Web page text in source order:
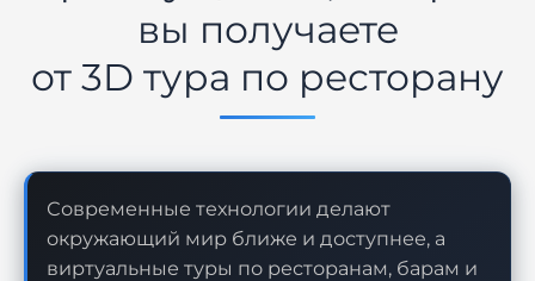
вы получаете
от 3D тура по ресторану
Современные технологии делают
окружающий мир ближе и доступнее, а
виртуальные туры по ресторанам, барам и